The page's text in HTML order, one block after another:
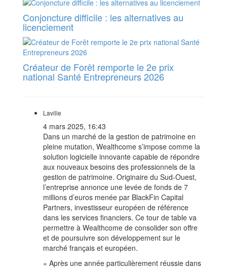
Conjoncture difficile : les alternatives au
licenciement
Créateur de Forêt remporte le 2e prix
national Santé Entrepreneurs 2026
Laville
4 mars 2025, 16:43
Dans un marché de la gestion de patrimoine en
pleine mutation, Wealthcome s’impose comme la
solution logicielle innovante capable de répondre
aux nouveaux besoins des professionnels de la
gestion de patrimoine. Originaire du Sud-Ouest,
l’entreprise annonce une levée de fonds de 7
millions d’euros menée par BlackFin Capital
Partners, investisseur européen de référence
dans les services financiers. Ce tour de table va
permettre à Wealthcome de consolider son offre
et de poursuivre son développement sur le
marché français et européen.
« Après une année particulièrement réussie dans